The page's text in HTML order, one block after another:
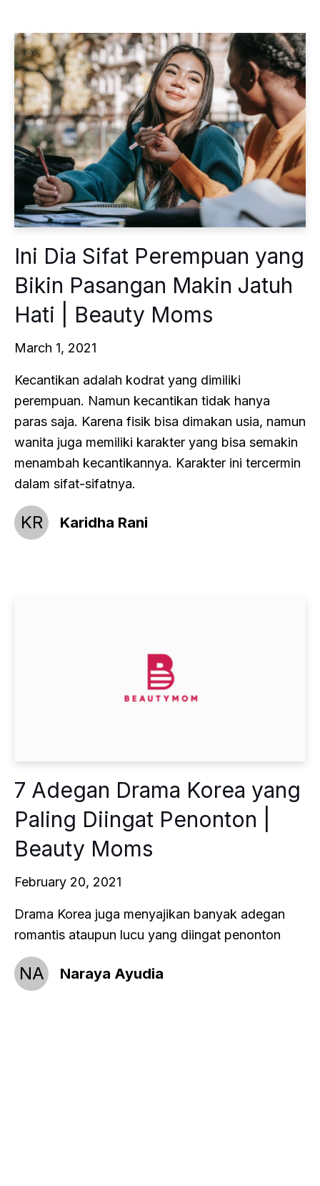
Ini Dia Sifat Perempuan yang
Bikin Pasangan Makin Jatuh
Hati | Beauty Moms
March 1, 2021
Kecantikan adalah kodrat yang dimiliki
perempuan. Namun kecantikan tidak hanya
paras saja. Karena fisik bisa dimakan usia, namun
wanita juga memiliki karakter yang bisa semakin
menambah kecantikannya. Karakter ini tercermin
dalam sifat-sifatnya.
KR Karidha Rani
7 Adegan Drama Korea yang
Paling Diingat Penonton |
Beauty Moms
February 20, 2021
Drama Korea juga menyajikan banyak adegan
romantis ataupun lucu yang diingat penonton
NA Naraya Ayudia